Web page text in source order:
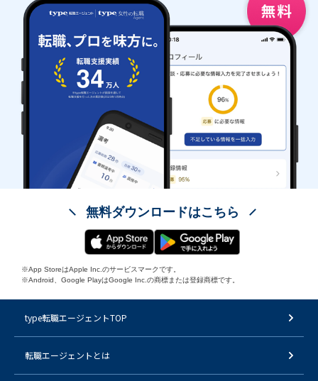
無料ダウンロードはこちら
※App StoreはApple Inc.のサービスマークです。
※Android、Google PlayはGoogle Inc.の商標または登録商標です。
type転職エージェントTOP
転職エージェントとは